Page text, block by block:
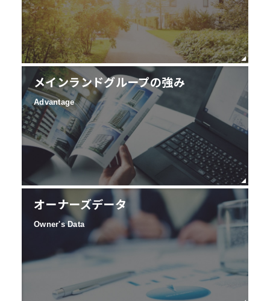
メインランドグループの強み
Advantage
オーナーズデータ
Owner's Data